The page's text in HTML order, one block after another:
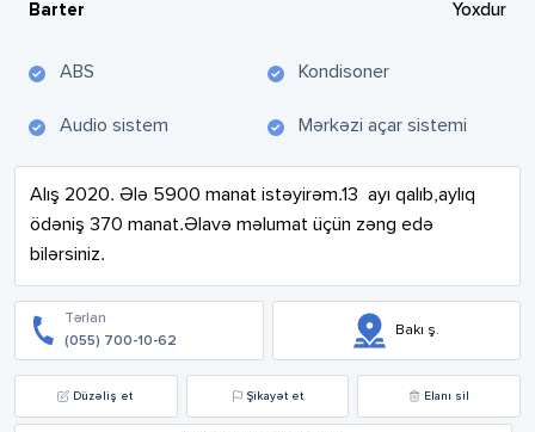
Barter Yoxdur
ABS Kondisoner
Audio sistem Mərkəzi açar sistemi
Alış 2020. Ələ 5900 manat istəyirəm.13  ayı qalıb,aylıq
ödəniş 370 manat.Əlavə məlumat üçün zəng edə
bilərsiniz.
Tərlan
(055) 700-10-62
Bakı ş.
Düzəliş et Şikayət et Elanı sil